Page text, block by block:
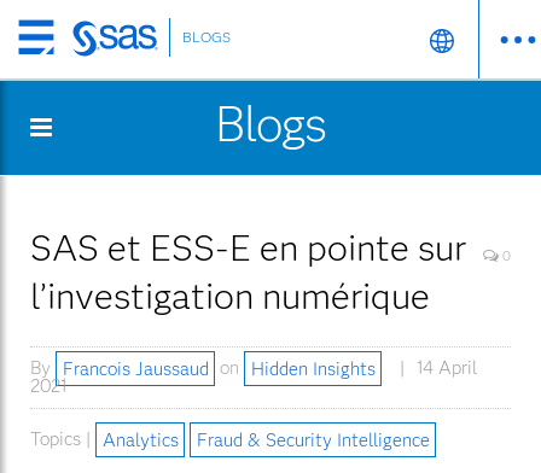
Skip
to
content
BLOGS
Blogs
SAS et ESS-E en pointe sur
l’investigation numérique
0
By Francois Jaussaud on Hidden Insights
14 April
2021
Topics | Analytics Fraud & Security Intelligence